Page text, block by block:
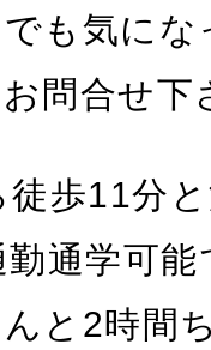
も気に
問合せ下
歩11分
通学可
と2時間